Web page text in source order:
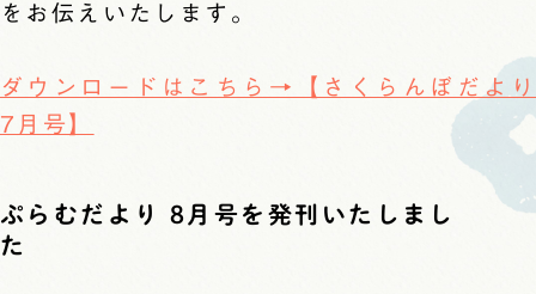
をお伝えいたします。
ダウンロードはこちら→【さくらんぼだより
7月号】
ぷらむだより 8月号を発刊いたしまし
た